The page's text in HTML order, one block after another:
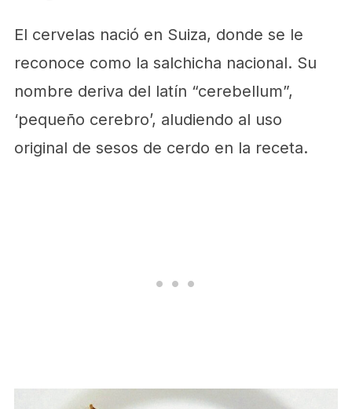
El cervelas nació en Suiza, donde se le
reconoce como la salchicha nacional. Su
nombre deriva del latín “cerebellum”,
‘pequeño cerebro’, aludiendo al uso
original de sesos de cerdo en la receta.